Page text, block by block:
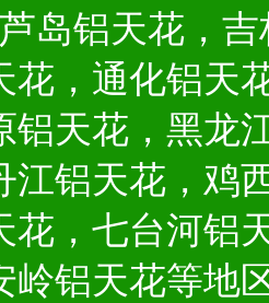
岛铝天花，
花，通化铝天
铝天花，黑龙
江铝天花，鸡
花，七台河铝
岭铝天花等地